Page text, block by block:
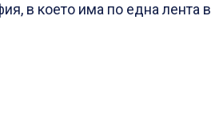
в което има по една лента в